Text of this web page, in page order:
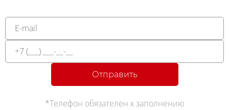
Отправить
*Телефон обязателен к заполнению